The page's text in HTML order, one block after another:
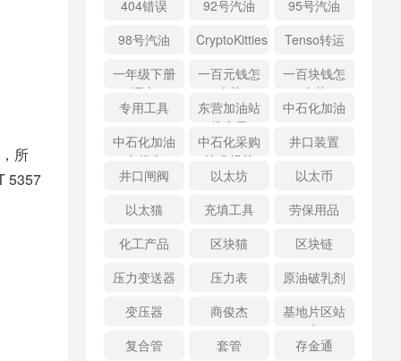
所
5357
404错误 92号汽油
95号汽油
98号汽油
CryptoKitties
Tenso转运
一年级下册
语文
一百元钱怎
么花
一百块钱怎
么花
专用工具
东营加油站
优惠日
中石化加油
中石化加油
卡优惠
中石化采购
技术规范
井口装置
井口闸阀
以太坊
以太币
以太猫
充填工具
劳保用品
化工产品
区块猫
区块链
压力变送器
压力表
原油破乳剂
变压器
商俊杰
基地片区站
点
复合管
套管
存金通